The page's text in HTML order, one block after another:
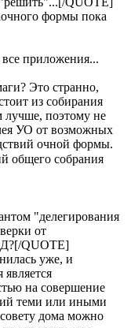
формы пока
все приложения...
Это странно,
из собирания
лучше, поэтому не
УО от возможных
очной формы.
общего собрания
"делегирования
от
QUOTE]
уже, и
на совершение
теми или иными
дома можно